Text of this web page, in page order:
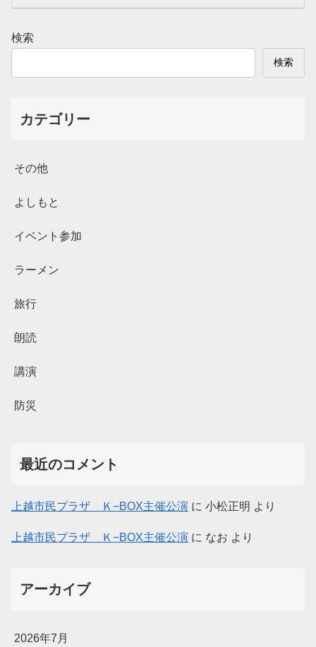
検索
検索
カテゴリー
その他
よしもと
イベント参加
ラーメン
旅行
朗読
講演
防災
最近のコメント
上越市民プラザ Ｋ−BOX主催公演 に 小松正明 より
上越市民プラザ Ｋ−BOX主催公演 に なお より
アーカイブ
2026年7月